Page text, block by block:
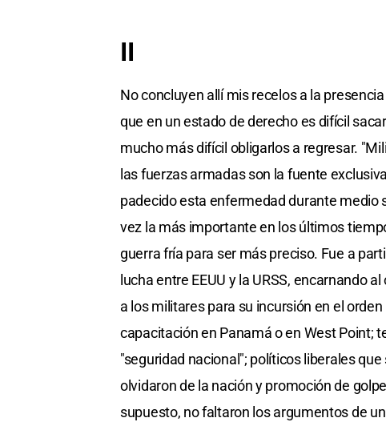
II
No concluyen allí mis recelos a la
que en un estado de derecho es difícil
mucho más difícil obligarlos a regresar.
las fuerzas armadas son la fuente
padecido esta enfermedad durante medio
vez la más importante en los últimos
guerra fría para ser más preciso. Fue a
lucha entre EEUU y la URSS, encarnando
a los militares para su incursión en el
capacitación en Panamá o en West Point;
"seguridad nacional"; políticos liberales
olvidaron de la nación y promoción de
supuesto, no faltaron los argumentos de